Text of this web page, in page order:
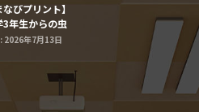
なびプリント】
3年生からの虫
算
2026年7月13日